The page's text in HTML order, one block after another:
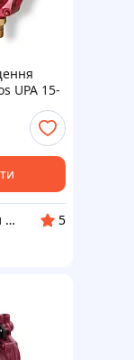
UPA 15-
10Bar. Насоси та опалення.
5